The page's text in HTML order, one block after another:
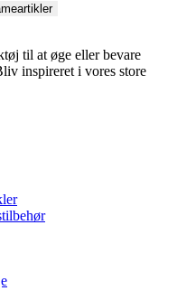
til at øge eller bevare
inspireret i vores store